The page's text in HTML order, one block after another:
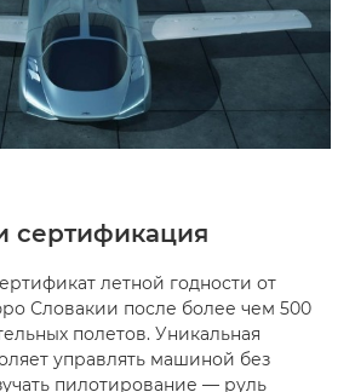
сертификация
летной годности от
Словакии после более чем 500
полетов. Уникальная
управлять машиной без
пилотирование — руль